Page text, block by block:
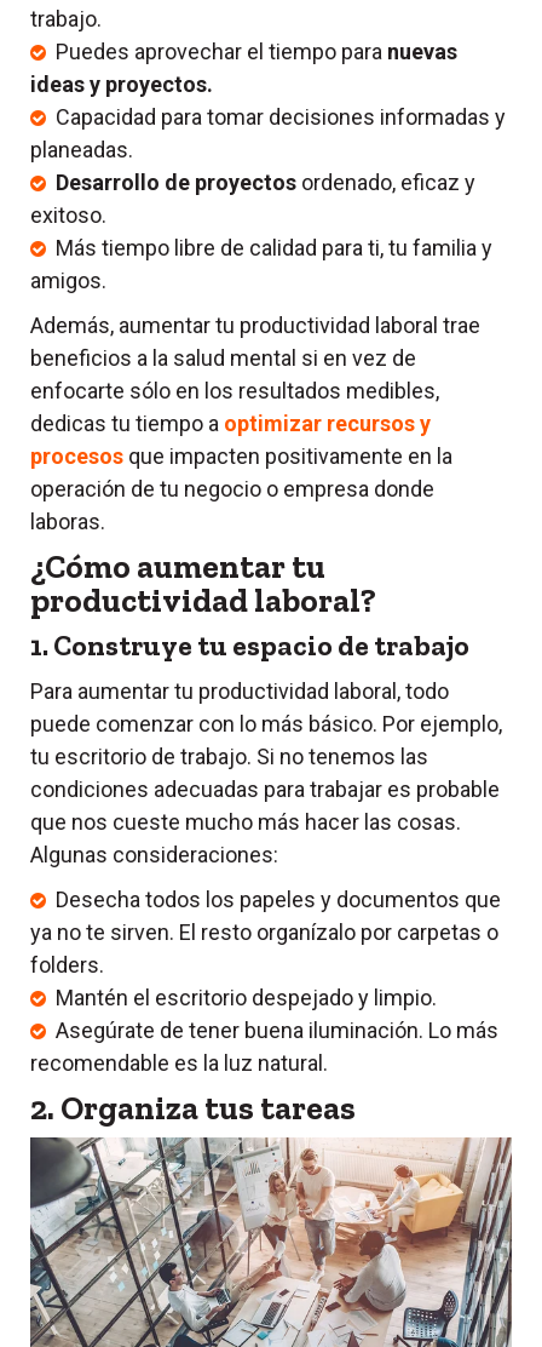
trabajo.
Puedes aprovechar el tiempo para nuevas
ideas y proyectos.
Capacidad para tomar decisiones informadas y
planeadas.
Desarrollo de proyectos ordenado, eficaz y
exitoso.
Más tiempo libre de calidad para ti, tu familia y
amigos.
Además, aumentar tu productividad laboral trae
beneficios a la salud mental si en vez de
enfocarte sólo en los resultados medibles,
dedicas tu tiempo a optimizar recursos y
procesos que impacten positivamente en la
operación de tu negocio o empresa donde
laboras.
¿Cómo aumentar tu
productividad laboral?
1. Construye tu espacio de trabajo
Para aumentar tu productividad laboral, todo
puede comenzar con lo más básico. Por ejemplo,
tu escritorio de trabajo. Si no tenemos las
condiciones adecuadas para trabajar es probable
que nos cueste mucho más hacer las cosas.
Algunas consideraciones:
Desecha todos los papeles y documentos que
ya no te sirven. El resto organízalo por carpetas o
folders.
Mantén el escritorio despejado y limpio.
Asegúrate de tener buena iluminación. Lo más
recomendable es la luz natural.
2. Organiza tus tareas